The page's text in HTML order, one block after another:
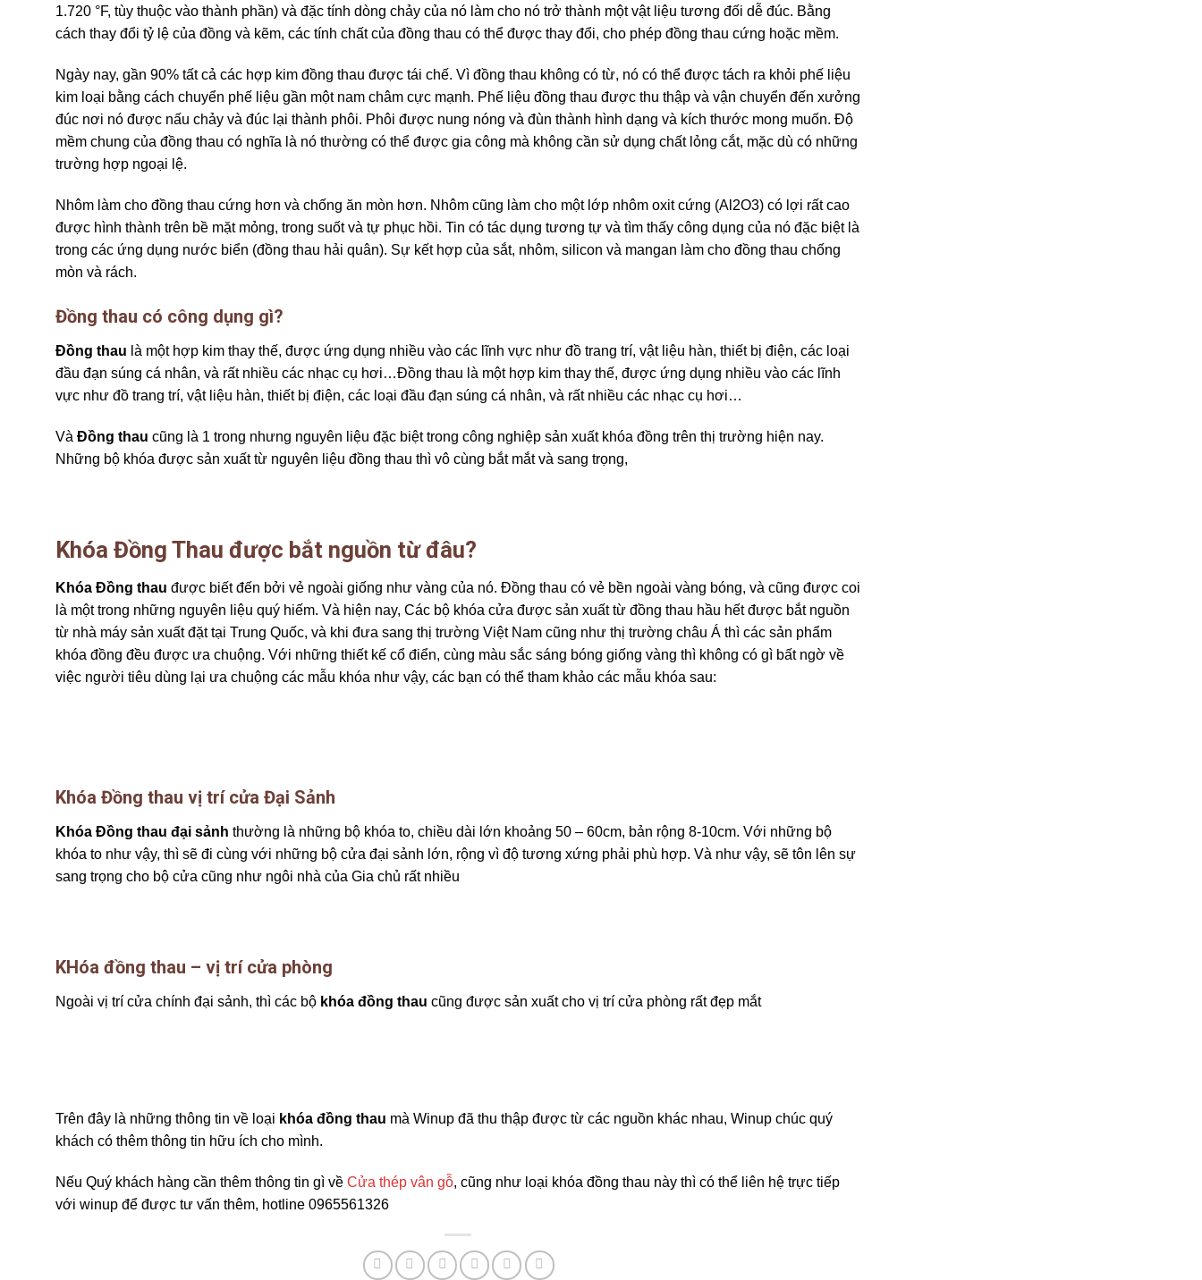
1.720 °F, tùy thuộc vào thành phần) và đặc tính dòng chảy của nó làm cho nó trở thành một vật liệu tương đối dễ đúc. Bằng
cách thay đổi tỷ lệ của đồng và kẽm, các tính chất của đồng thau có thể được thay đổi, cho phép đồng thau cứng hoặc mềm.
Ngày nay, gần 90% tất cả các hợp kim đồng thau được tái chế. Vì đồng thau không có từ, nó có thể được tách ra khỏi phế liệu
kim loại bằng cách chuyển phế liệu gần một nam châm cực mạnh. Phế liệu đồng thau được thu thập và vận chuyển đến xưởng
đúc nơi nó được nấu chảy và đúc lại thành phôi. Phôi được nung nóng và đùn thành hình dạng và kích thước mong muốn. Độ
mềm chung của đồng thau có nghĩa là nó thường có thể được gia công mà không cần sử dụng chất lỏng cắt, mặc dù có những
trường hợp ngoại lệ.
Nhôm làm cho đồng thau cứng hơn và chống ăn mòn hơn. Nhôm cũng làm cho một lớp nhôm oxit cứng (Al2O3) có lợi rất cao
được hình thành trên bề mặt mỏng, trong suốt và tự phục hồi. Tin có tác dụng tương tự và tìm thấy công dụng của nó đặc biệt là
trong các ứng dụng nước biển (đồng thau hải quân). Sự kết hợp của sắt, nhôm, silicon và mangan làm cho đồng thau chống
mòn và rách.
Đồng thau có công dụng gì?
Đồng thau là một hợp kim thay thế, được ứng dụng nhiều vào các lĩnh vực như đồ trang trí, vật liệu hàn, thiết bị điện, các loại
đầu đạn súng cá nhân, và rất nhiều các nhạc cụ hơi…Đồng thau là một hợp kim thay thế, được ứng dụng nhiều vào các lĩnh
vực như đồ trang trí, vật liệu hàn, thiết bị điện, các loại đầu đạn súng cá nhân, và rất nhiều các nhạc cụ hơi…
Và Đồng thau cũng là 1 trong nhưng nguyên liệu đặc biệt trong công nghiệp sản xuất khóa đồng trên thị trường hiện nay.
Những bộ khóa được sản xuất từ nguyên liệu đồng thau thì vô cùng bắt mắt và sang trọng,
Khóa Đồng Thau được bắt nguồn từ đâu?
Khóa Đồng thau được biết đến bởi vẻ ngoài giống như vàng của nó. Đồng thau có vẻ bền ngoài vàng bóng, và cũng được coi
là một trong những nguyên liệu quý hiếm. Và hiện nay, Các bộ khóa cửa được sản xuất từ đồng thau hầu hết được bắt nguồn
từ nhà máy sản xuất đặt tại Trung Quốc, và khi đưa sang thị trường Việt Nam cũng như thị trường châu Á thì các sản phẩm
khóa đồng đều được ưa chuộng. Với những thiết kế cổ điển, cùng màu sắc sáng bóng giống vàng thì không có gì bất ngờ về
việc người tiêu dùng lại ưa chuộng các mẫu khóa như vậy, các bạn có thể tham khảo các mẫu khóa sau:
Khóa Đồng thau vị trí cửa Đại Sảnh
Khóa Đồng thau đại sảnh thường là những bộ khóa to, chiều dài lớn khoảng 50 – 60cm, bản rộng 8-10cm. Với những bộ
khóa to như vậy, thì sẽ đi cùng với những bộ cửa đại sảnh lớn, rộng vì độ tương xứng phải phù hợp. Và như vậy, sẽ tôn lên sự
sang trọng cho bộ cửa cũng như ngôi nhà của Gia chủ rất nhiều
KHóa đồng thau – vị trí cửa phòng
Ngoài vị trí cửa chính đại sảnh, thì các bộ khóa đồng thau cũng được sản xuất cho vị trí cửa phòng rất đẹp mắt
Trên đây là những thông tin về loại khóa đồng thau mà Winup đã thu thập được từ các nguồn khác nhau, Winup chúc quý
khách có thêm thông tin hữu ích cho mình.
Nếu Quý khách hàng cần thêm thông tin gì về Cửa thép vân gỗ, cũng như loại khóa đồng thau này thì có thể liên hệ trực tiếp
với winup để được tư vấn thêm, hotline 0965561326